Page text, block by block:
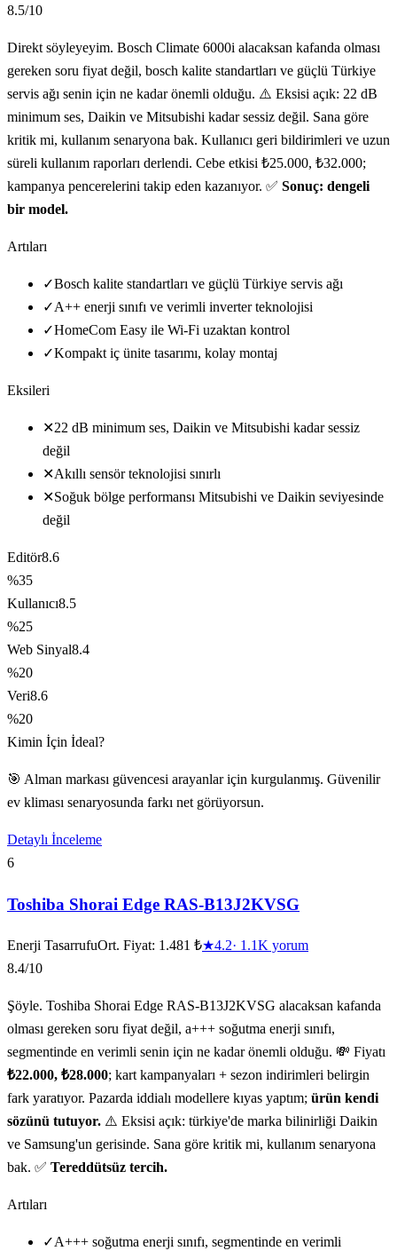
8.5/10
Direkt söyleyeyim. Bosch Climate 6000i alacaksan kafanda olması
gereken soru fiyat değil, bosch kalite standartları ve güçlü Türkiye
servis ağı senin için ne kadar önemli olduğu. ⚠️ Eksisi açık: 22 dB
minimum ses, Daikin ve Mitsubishi kadar sessiz değil. Sana göre
kritik mi, kullanım senaryona bak. Kullanıcı geri bildirimleri ve uzun
süreli kullanım raporları derlendi. Cebe etkisi ₺25.000, ₺32.000;
kampanya pencerelerini takip eden kazanıyor. ✅ Sonuç: dengeli
bir model.
Artıları
✓Bosch kalite standartları ve güçlü Türkiye servis ağı
✓A++ enerji sınıfı ve verimli inverter teknolojisi
✓HomeCom Easy ile Wi-Fi uzaktan kontrol
✓Kompakt iç ünite tasarımı, kolay montaj
Eksileri
✕22 dB minimum ses, Daikin ve Mitsubishi kadar sessiz
değil
✕Akıllı sensör teknolojisi sınırlı
✕Soğuk bölge performansı Mitsubishi ve Daikin seviyesinde
değil
Editör8.6
%35
Kullanıcı8.5
%25
Web Sinyal8.4
%20
Veri8.6
%20
Kimin İçin İdeal?
🎯 Alman markası güvencesi arayanlar için kurgulanmış. Güvenilir
ev kliması senaryosunda farkı net görüyorsun.
Detaylı İnceleme
6
Toshiba Shorai Edge RAS-B13J2KVSG
Enerji TasarrufuOrt. Fiyat: 1.481 ₺★4.2· 1.1K yorum
8.4/10
Şöyle. Toshiba Shorai Edge RAS-B13J2KVSG alacaksan kafanda
olması gereken soru fiyat değil, a+++ soğutma enerji sınıfı,
segmentinde en verimli senin için ne kadar önemli olduğu. 💸 Fiyatı
₺22.000, ₺28.000; kart kampanyaları + sezon indirimleri belirgin
fark yaratıyor. Pazarda iddialı modellere kıyas yaptım; ürün kendi
sözünü tutuyor. ⚠️ Eksisi açık: türkiye'de marka bilinirliği Daikin
ve Samsung'un gerisinde. Sana göre kritik mi, kullanım senaryona
bak. ✅ Tereddütsüz tercih.
Artıları
✓A+++ soğutma enerji sınıfı, segmentinde en verimli